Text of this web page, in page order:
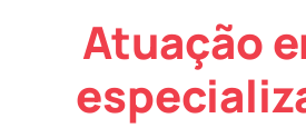
Atuação